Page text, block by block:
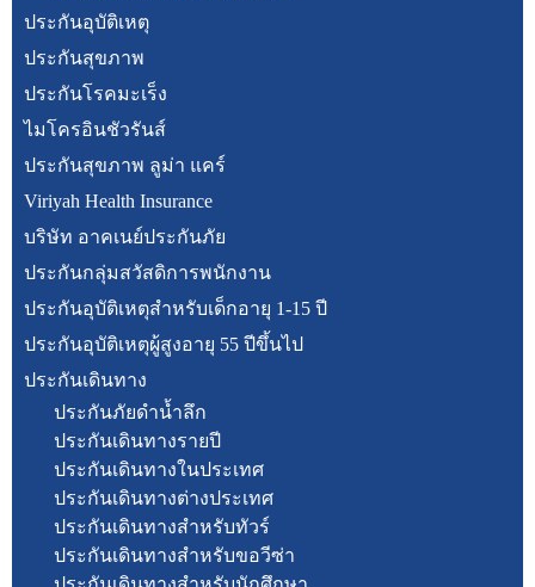
ประกันอุบัติเหตุ
ประกันสุขภาพ
ประกันโรคมะเร็ง
ไมโครอินชัวรันส์
ประกันสุขภาพ ลูม่า แคร์
Viriyah Health Insurance
บริษัท อาคเนย์ประกันภัย
ประกันกลุ่มสวัสดิการพนักงาน
ประกันอุบัติเหตุสำหรับเด็กอายุ 1-15 ปี
ประกันอุบัติเหตุผู้สูงอายุ 55 ปีขึ้นไป
ประกันเดินทาง
ประกันภัยดำน้ำลึก
ประกันเดินทางรายปี
ประกันเดินทางในประเทศ
ประกันเดินทางต่างประเทศ
ประกันเดินทางสำหรับทัวร์
ประกันเดินทางสำหรับขอวีซ่า